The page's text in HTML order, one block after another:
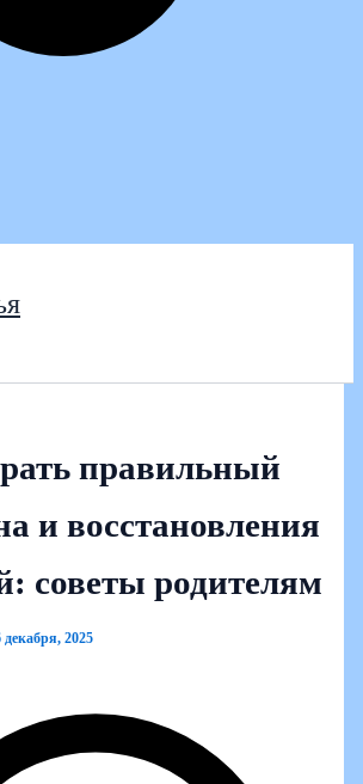
правильный
и восстановления
советы родителям
декабря, 2025